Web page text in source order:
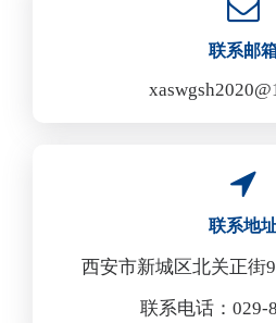
联系邮
联系地
西安市新城区北关正街
联系电话：029-